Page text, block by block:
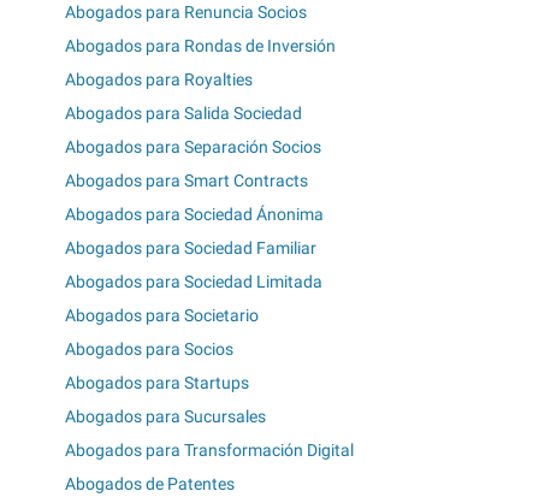
Abogados para Renuncia Socios
Abogados para Rondas de Inversión
Abogados para Royalties
Abogados para Salida Sociedad
Abogados para Separación Socios
Abogados para Smart Contracts
Abogados para Sociedad Ánonima
Abogados para Sociedad Familiar
Abogados para Sociedad Limitada
Abogados para Societario
Abogados para Socios
Abogados para Startups
Abogados para Sucursales
Abogados para Transformación Digital
Abogados de Patentes